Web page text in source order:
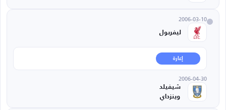
2006-03-10
ليفربول
إعارة
2006-04-30
شيفيلد
وينزداي